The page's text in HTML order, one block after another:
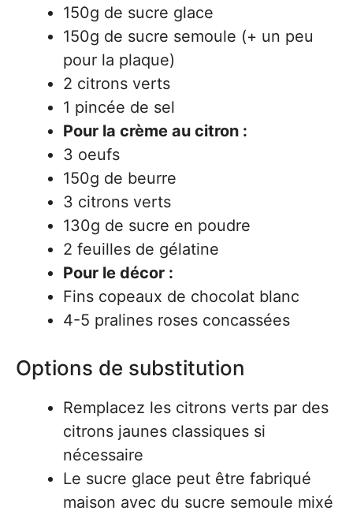
150g de sucre glace
150g de sucre semoule (+ un peu
pour la plaque)
2 citrons verts
1 pincée de sel
Pour la crème au citron :
3 oeufs
150g de beurre
3 citrons verts
130g de sucre en poudre
2 feuilles de gélatine
Pour le décor :
Fins copeaux de chocolat blanc
4-5 pralines roses concassées
Options de substitution
Remplacez les citrons verts par des
citrons jaunes classiques si
nécessaire
Le sucre glace peut être fabriqué
maison avec du sucre semoule mixé